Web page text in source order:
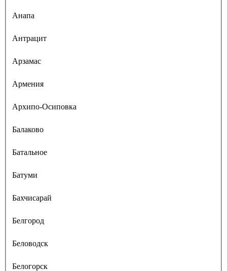
Анапа
Антрацит
Арзамас
Армения
Архипо-Осиповка
Балаково
Батальное
Батуми
Бахчисарай
Белгород
Беловодск
Белогорск